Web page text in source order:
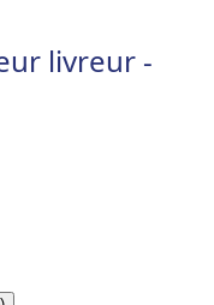
livreur -